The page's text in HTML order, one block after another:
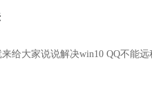
给大家说说解决win10 QQ不能远